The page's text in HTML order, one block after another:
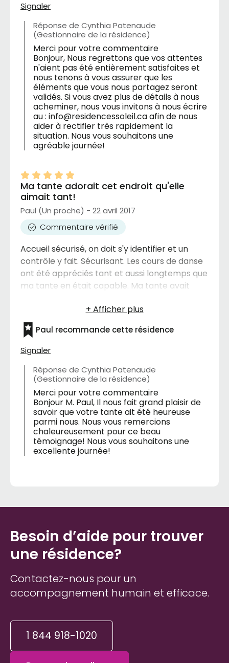
Signaler
Réponse de Cynthia Patenaude
(Gestionnaire de la résidence)
Merci pour votre commentaire
Bonjour, Nous regrettons que vos attentes
n'aient pas été entièrement satisfaites et
nous tenons à vous assurer que les
éléments que vous nous partagez seront
validés. Si vous avez plus de détails à nous
acheminer, nous vous invitons à nous écrire
au : info@residencessoleil.ca afin de nous
aider à rectifier très rapidement la
situation. Nous vous souhaitons une
agréable journée!
Ma tante adorait cet endroit qu'elle
aimait tant!
Paul (Un proche) - 22 avril 2017
Commentaire vérifié
Accueil sécurisé, on doit s'y identifier et un
contrôle y fait. Sécurisant. Les cours de danse
ont été appréciés tant et aussi longtemps que
ma tante en était capable. Ma tante avait
bien aimé car autrement j'aurais été la
première à le savoir! Lors de mes visites je
stationnais dans la rue, il y avait toujours de la
place.
Paul recommande cette résidence
Signaler
Réponse de Cynthia Patenaude
(Gestionnaire de la résidence)
Merci pour votre commentaire
Bonjour M. Paul, Il nous fait grand plaisir de
savoir que votre tante ait été heureuse
parmi nous. Nous vous remercions
chaleureusement pour ce beau
témoignage! Nous vous souhaitons une
excellente journée!
Besoin d’aide pour trouver
une résidence?
Contactez-nous pour un
accompagnement humain et efficace.
1 844 918-1020